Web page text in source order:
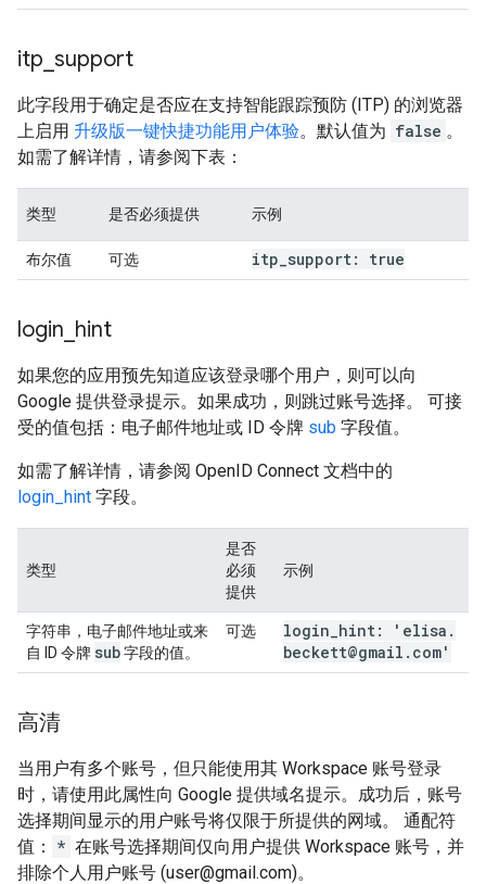
itp support
此字段用于确定是否应在支持智能跟踪预防 (ITP) 的浏览器
上启用 升级版一键快捷功能用户体验。默认值为 false 。
如需了解详情，请参阅下表：
类型 是否必须提供 示例
布尔值 可选 itp support: true
login hint
如果您的应用预先知道应该登录哪个用户，则可以向
Google 提供登录提示。如果成功，则跳过账号选择。 可接
受的值包括：电子邮件地址或 ID 令牌 sub 字段值。
如需了解详情，请参阅 OpenID Connect 文档中的
login_hint 字段。
类型
是否
必须
提供
示例
字符串，电子邮件地址或来
自 ID 令牌 sub字段的值。
可选 login hint: 'elisa .
beckett@gmail . com'
高清
当用户有多个账号，但只能使用其 Workspace 账号登录
时，请使用此属性向 Google 提供域名提示。成功后，账号
选择期间显示的用户账号将仅限于所提供的网域。 通配符
值：
* 在账号选择期间仅向用户提供 Workspace 账号，并
排除个人用户账号 (user@gmail.com)。